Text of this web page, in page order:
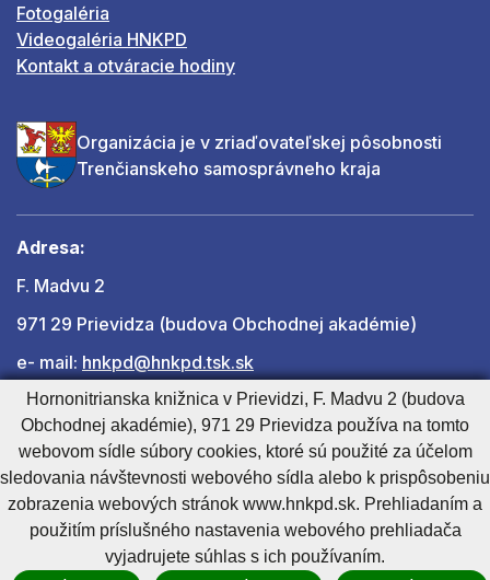
Fotogaléria
Videogaléria HNKPD
Kontakt a otváracie hodiny
Organizácia je v zriaďovateľskej pôsobnosti
Trenčianskeho samosprávneho kraja
Adresa:
F. Madvu 2
971 29 Prievidza (budova Obchodnej akadémie)
e- mail: hnkpd@hnkpd.tsk.sk
Ďalšie kontakty
Cookies nastavenieCookies - viac informáciíVyhlásenie o prístupnosti
Technický prevádzkovateľ
Správca obsahu
GenerujeCMS BUXUS
Hornonitrianska knižnica v Prievidzi, F. Madvu 2 (budova
Obchodnej akadémie), 971 29 Prievidza používa na tomto
webovom sídle súbory cookies, ktoré sú použité za účelom
sledovania návštevnosti webového sídla alebo k prispôsobeniu
zobrazenia webových stránok www.hnkpd.sk. Prehliadaním a
použitím príslušného nastavenia webového prehliadača
vyjadrujete súhlas s ich používaním.